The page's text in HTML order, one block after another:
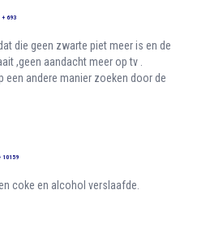
+ 693
die geen zwarte piet meer is en de
,geen aandacht meer op tv .
een andere manier zoeken door de
10159
coke en alcohol verslaafde.